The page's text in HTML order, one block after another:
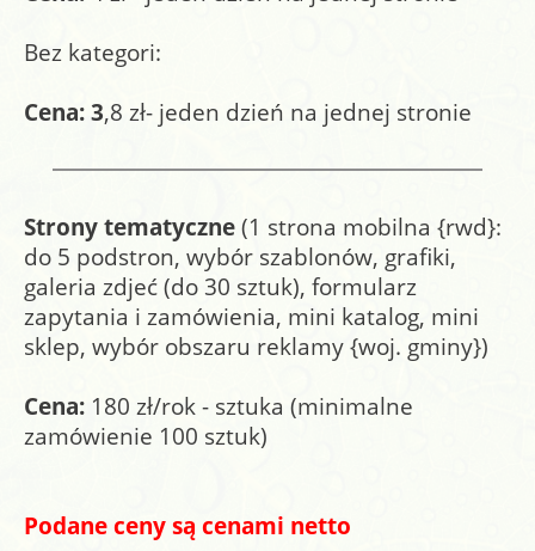
Bez kategori:
Cena: 3,8 zł- jeden dzień na jednej stronie
Strony tematyczne(1 strona mobilna {rwd}:
do 5 podstron, wybór szablonów, grafiki,
galeria zdjeć (do 30 sztuk), formularz
zapytania i zamówienia, mini katalog, mini
sklep, wybór obszaru reklamy {woj. gminy})
Cena: 180 zł/rok - sztuka (minimalne
zamówienie 100 sztuk)
Podane ceny są cenami netto
Warning: flock() expects parameter 1 to be resource, bool
3058
Warning: fclose() expects parameter 1 to be resource, bool
given in/home/epanfu.pl/public_html/index.phpon line